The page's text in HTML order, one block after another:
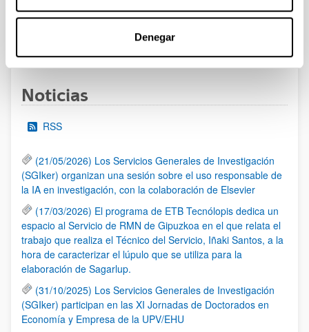
Denegar
54
Noticias
RSS
(21/05/2026) Los Servicios Generales de Investigación
(SGIker) organizan una sesión sobre el uso responsable de
la IA en investigación, con la colaboración de Elsevier
(17/03/2026) El programa de ETB Tecnólopis dedica un
espacio al Servicio de RMN de Gipuzkoa en el que relata el
trabajo que realiza el Técnico del Servicio, Iñaki Santos, a la
hora de caracterizar el lúpulo que se utiliza para la
elaboración de Sagarlup.
(31/10/2025) Los Servicios Generales de Investigación
(SGIker) participan en las XI Jornadas de Doctorados en
Economía y Empresa de la UPV/EHU